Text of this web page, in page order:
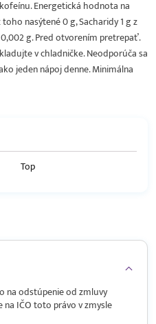
Energetická hodnota na
nasýtené 0 g, Sacharidy 1 g z
g. Pred otvorením pretrepať.
v chladničke. Neodporúča sa
jeden nápoj denne. Minimálna
Top
na odstúpenie od zmluvy
na IČO toto právo v zmysle